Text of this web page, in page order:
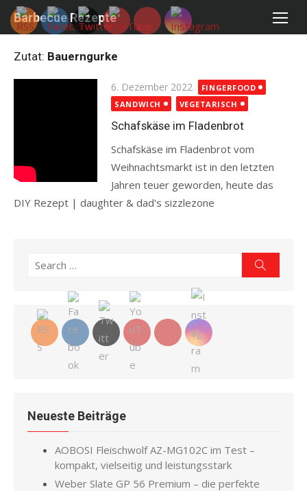
Skip
Barbecue Rezepte
Zutat: Bauerngurke
Posted
on
6. Dezember 2022
FINGERFOOD
SANDWICH
VEGETARISCH
Schafskäse im Fladenbrot
Schafskäse im Fladenbrot vom
Weihnachtsmarkt ist in den letzten
Jahren teuer geworden, heute das
DIY Rezept | daughter & dad's sizzlezone
Search
Neueste Beiträge
AOBOSI Fleischwolf AZ-MG102C im Test –
kompakt, vielseitig und leistungsstark
Weber Slate GP 56 Premium – die perfekte